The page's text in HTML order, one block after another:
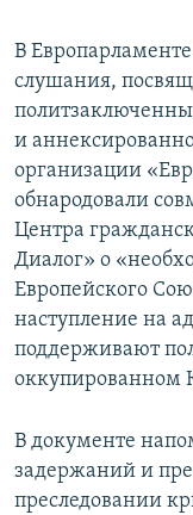
В
слушания,
и
организации
обнародовали
Центра
Диалог» о
Европейского
наступление на
поддерживают
оккупированном
В документе
задержаний и
преследовании